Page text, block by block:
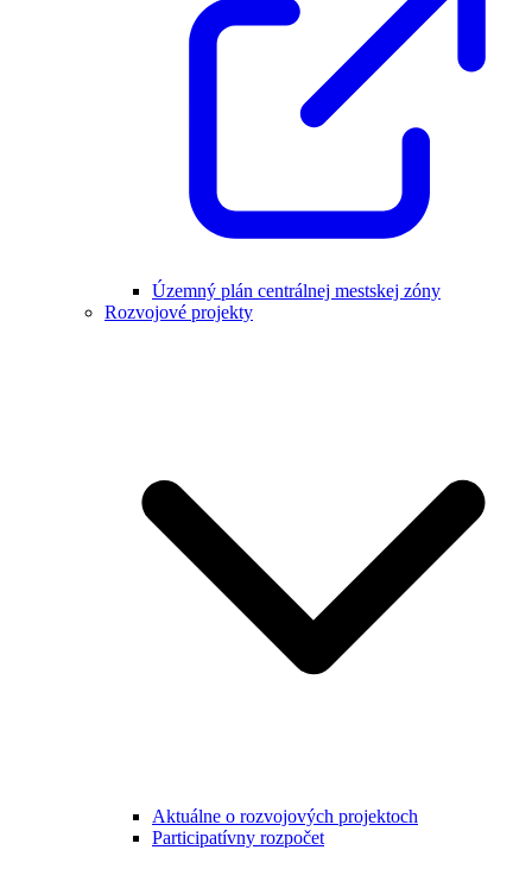
Územný plán centrálnej mestskej zóny
Rozvojové projekty
Aktuálne o rozvojových projektoch
Participatívny rozpočet